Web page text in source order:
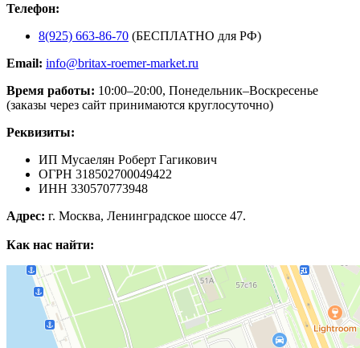
Телефон:
8(925) 663-86-70 (БЕСПЛАТНО для РФ)
Email: info@britax-roemer-market.ru
Время работы: 10:00–20:00, Понедельник–Воскресенье
(заказы через сайт принимаются круглосуточно)
Реквизиты:
ИП Мусаелян Роберт Гагикович
ОГРН 318502700049422
ИНН 330570773948
Адрес: г. Москва, Ленинградское шоссе 47.
Как нас найти: